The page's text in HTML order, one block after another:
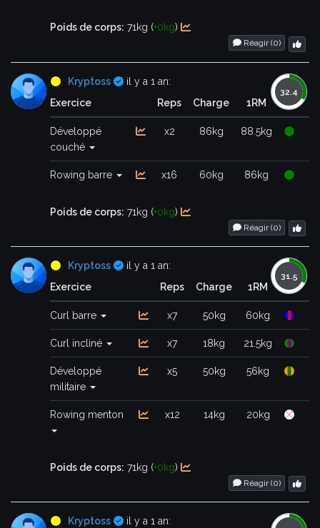
Poids de corps: 71kg (+0kg)
Réagir (0)
Kryptoss Certifié
il y a 1 an:
Exercice
Reps Charge 1RM
Développé
couché
x2 86kg 88.5kg
Rowing barre x16 60kg 86kg
Poids de corps: 71kg (+0kg)
Réagir (0)
Kryptoss Certifié
il y a 1 an:
Exercice
Reps Charge 1RM
Curl barre x7 50kg 60kg
Curl incliné x7 18kg 21.5kg
Développé
militaire
x5 50kg 56kg
Rowing menton x12 14kg 20kg
Poids de corps: 71kg (+0kg)
Réagir (0)
Kryptoss Certifié
il y a 1 an: